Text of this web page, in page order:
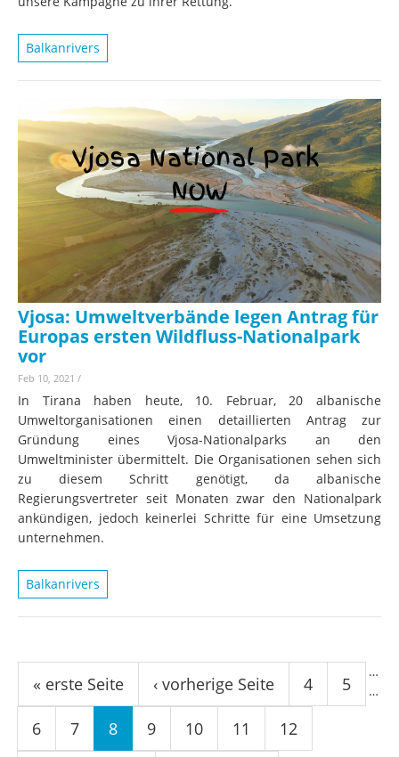
Balkanrivers
Vjosa: Umweltverbände legen Antrag für
Europas ersten Wildfluss-Nationalpark
vor
Feb 10, 2021 /
In Tirana haben heute, 10. Februar, 20 albanische
Umweltorganisationen einen detaillierten Antrag zur
Gründung eines Vjosa-Nationalparks an den
Umweltminister übermittelt. Die Organisationen sehen sich
zu diesem Schritt genötigt, da albanische
Regierungsvertreter seit Monaten zwar den Nationalpark
ankündigen, jedoch keinerlei Schritte für eine Umsetzung
unternehmen.
Balkanrivers
Seiten
« erste Seite ‹ vorherige Seite
…
4 5
6 7 8 9 10 11 12
…